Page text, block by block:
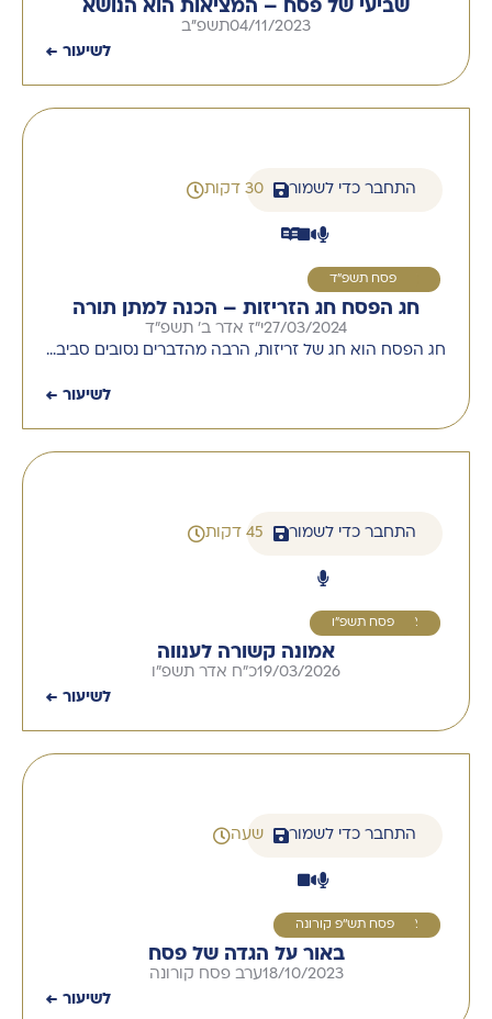
שביעי של פסח – המציאות הוא הנושא
04/11/2023תשפ''ב
לשיעור ←
התחבר כדי לשמור 30 דקות
פסח תשפ"ד
27/03/2024י"ז אדר ב' תשפ"ד
חג הפסח הוא חג של זריזות, הרבה מהדברים נסובים סביב…
לשיעור ←
התחבר כדי לשמור 45 דקות
2 פסח תשפ"ו
אמונה קשורה לענווה
19/03/2026כ"ח אדר תשפ"ו
לשיעור ←
התחבר כדי לשמור שעה
2 פסח תש''פ קורונה
באור על הגדה של פסח
18/10/2023ערב פסח קורונה
לשיעור ←